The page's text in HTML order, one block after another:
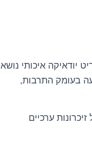
יודאיקה איכותי נושא
בעומק התרבות,
ערכיים